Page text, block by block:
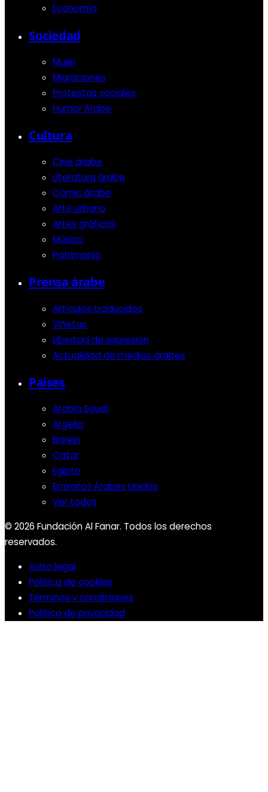
Economía
Sociedad
Mujer
Migraciones
Protestas sociales
Humor Árabe
Cultura
Cine árabe
Literatura árabe
Cómic árabe
Arte urbano
Artes gráficas
Música
Patrimonio
Prensa árabe
Artículos traducidos
Viñetas
Libertad de expresión
Actualidad de medios árabes
Países
Arabia Saudí
Argelia
Baréin
Catar
Egipto
Emiratos Árabes Unidos
Ver todos
© 2026 Fundación Al Fanar. Todos los derechos
reservados.
Aviso legal
Política de cookies
Términos y condiciones
Política de privacidad